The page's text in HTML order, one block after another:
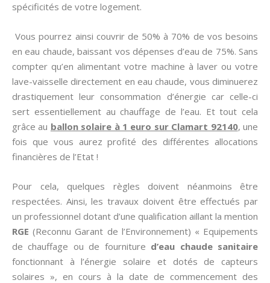
spécificités de votre logement.
Vous pourrez ainsi couvrir de 50% à 70% de vos besoins
en eau chaude, baissant vos dépenses d’eau de 75%. Sans
compter qu’en alimentant votre machine à laver ou votre
lave-vaisselle directement en eau chaude, vous diminuerez
drastiquement leur consommation d’énergie car celle-ci
sert essentiellement au chauffage de l’eau. Et tout cela
grâce au ballon solaire à 1 euro sur Clamart 92140, une
fois que vous aurez profité des différentes allocations
financières de l’Etat !
Pour cela, quelques règles doivent néanmoins être
respectées. Ainsi, les travaux doivent être effectués par
un professionnel dotant d’une qualification aillant la mention
RGE(Reconnu Garant de l’Environnement) « Equipements
de chauffage ou de fourniture d’eau chaude sanitaire
fonctionnant à l’énergie solaire et dotés de capteurs
solaires », en cours à la date de commencement des